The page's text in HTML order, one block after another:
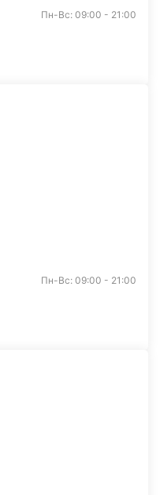
Пн-Вс: 09:00 - 21:00
Пн-Вс: 09:00 - 21:00